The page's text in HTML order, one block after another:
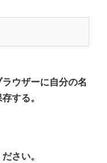
ウザーに自分の名
する。
さい。